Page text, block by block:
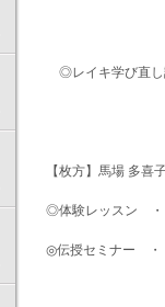
◎レイキ学び直し
【枚方】馬場 多喜
◎体験レッスン ・
◎伝授セミナー ・